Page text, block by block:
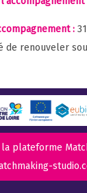
:
de renouveler
la plateforme